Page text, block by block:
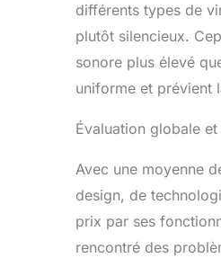
différents types de
plutôt silencieux.
sonore plus élevé
uniforme et prévient
Évaluation globale
Avec une moyenne
design, de
prix par ses
rencontré des